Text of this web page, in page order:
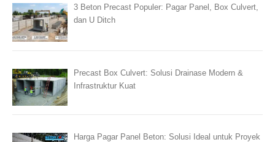
3 Beton Precast Populer: Pagar Panel, Box Culvert,
dan U Ditch
Precast Box Culvert: Solusi Drainase Modern &
Infrastruktur Kuat
Harga Pagar Panel Beton: Solusi Ideal untuk Proyek